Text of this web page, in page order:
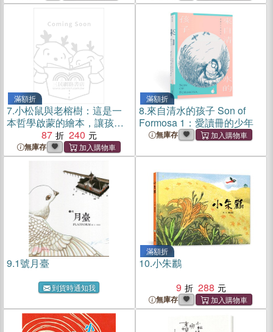
滿額折
7.小松鼠與老榕樹：這是一
本哲學啟蒙的繪本，讓孩子
開始思考思考人與人之間的
情感交流，開始思考這個世
界事物的運轉。你走過的
路，遇到的人，都會讓有限
的生命活出無限的精彩。
（簡體書）
87 240
無庫存
滿額折
8.來自清水的孩子 Son of
Formosa 1：愛讀冊的少年
無庫存
9.1號月臺
到貨時通知我
滿額折
10.小朱鸝
9
288
無庫存